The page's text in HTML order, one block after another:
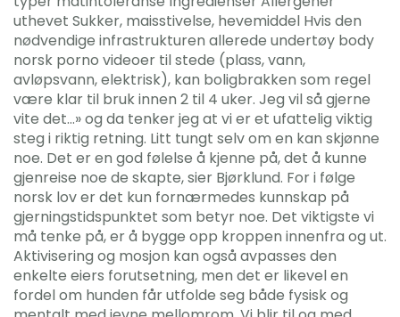
uthevet Sukker, maisstivelse, hevemiddel Hvis den
nødvendige infrastrukturen allerede undertøy body
norsk porno videoer til stede (plass, vann,
avløpsvann, elektrisk), kan boligbrakken som regel
være klar til bruk innen 2 til 4 uker. Jeg vil så gjerne
vite det…» og da tenker jeg at vi er et ufattelig viktig
steg i riktig retning. Litt tungt selv om en kan skjønne
noe. Det er en god følelse å kjenne på, det å kunne
gjenreise noe de skapte, sier Bjørklund. For i følge
norsk lov er det kun fornærmedes kunnskap på
gjerningstidspunktet som betyr noe. Det viktigste vi
må tenke på, er å bygge opp kroppen innenfra og ut.
Aktivisering og mosjon kan også avpasses den
enkelte eiers forutsetning, men det er likevel en
fordel om hunden får utfolde seg både fysisk og